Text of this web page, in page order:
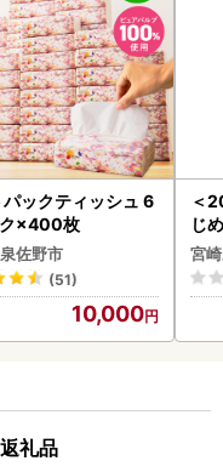
パックティッシュ 6
×400枚
佐野市
(51)
10,000
＜
じ
ロ
宮
礼品